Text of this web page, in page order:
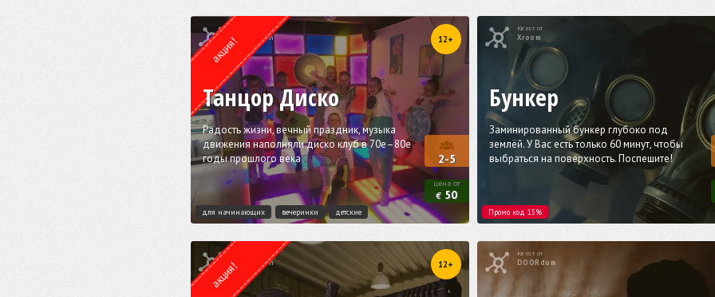
Lock Action
акция! 12+
2-5
цена от
€ 50
Танцор Диско
Радость жизни, вечный праздник, музыка
движения наполняли диско клуб в 70­е–80­е
годы прошлого века
для начинающих вечеринки детские
Квест от
Xroom
Бункер
Заминированный бункер глубоко под
землёй. У Вас есть только 60 минут, чтобы
выбраться на поверхность. Поспешите!
Промо код 15%
Lock Action
акция! 12+
Квест от
DOORdom